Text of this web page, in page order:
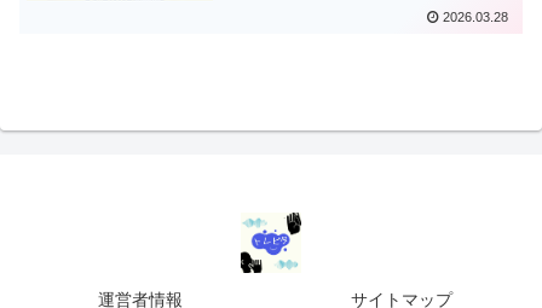
2026.03.28
運営者情報 サイトマップ